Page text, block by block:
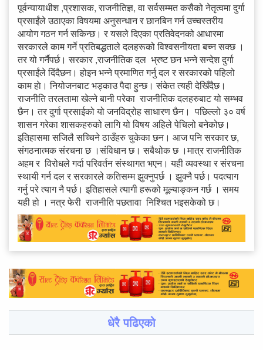
पूर्वन्यायाधीश ,प्रशासक, राजनीतिज्ञ, वा सर्वसम्मत कसैको नेतृत्वमा दुर्गा
प्रसाईंले उठाएका विषयमा अनुसन्धान र छानबिन गर्न उच्चस्तरीय
आयोग गठन गर्न सकिन्छ। र यसले दिएका प्रतिवेदनको आधारमा
सरकारले काम गर्ने प्रतिबद्धताले दलहरूको विश्वसनीयता बच्न सक्छ ।
तर यो गर्नैपर्छ। सरकार ,राजनीतिक दल भ्रष्ट छन भन्ने सन्देश दुर्गा
प्रसाईंले दिंदैछन। होइन भन्ने प्रमाणित गर्नु दल र सरकारको पहिलो
काम हाे। नियोजनबाट भड्काउ पैदा हुन्छ। संकेत त्यही देखिँदैछ।
राजनीति तरलतामा खेल्ने बानी परेका राजनीतिक दलहरुबाट यो सम्भव
छैन। तर दुर्गा प्रसाईको यो जनविद्रोह साधारण छैन। पछिल्लो ३० वर्ष
शासन गरेका शासकहरुको लागि यो विषय अहिले पेचिलो बनेकोछ।
इतिहासमा सजिलै सच्चिने ठाउँहरु चुकेका छन। आज पनि सरकार छ,
संगठनात्मक संरचना छ ।संविधान छ। सबैथोक छ ।मात्र राजनीतिक
अहम र विरोधले गर्दा परिवर्तन संस्थागत भएन। यही व्यवस्था र संरचना
स्थायी गर्न दल र सरकारले कतिसम्म झुक्नुपर्छ । झुक्नै पर्छ। पदत्याग
गर्नु परे त्याग नै पर्छ। इतिहासले त्यागी हरूको मूल्याङ्कन गर्छ । समय
यही हो । नत्र फेरी राजनीति पछतावा निश्चित भइसकेको छ।
धेरै पढिएको